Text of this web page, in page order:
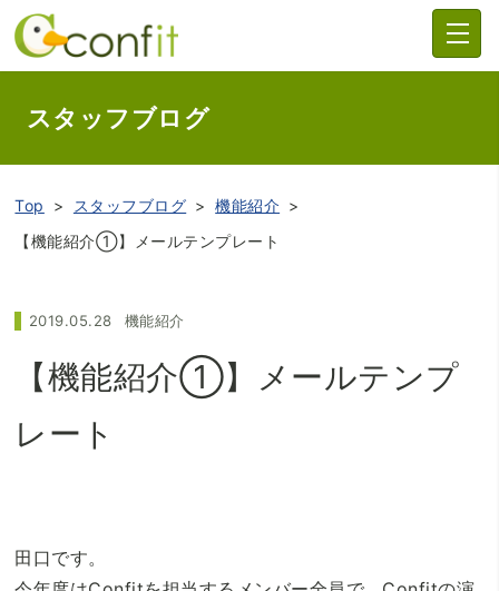
スタッフブログ
Top スタッフブログ
機能紹介
【機能紹介①】メールテンプレート
2019.05.28 機能紹介
【機能紹介①】メールテンプ
レート
田口です。